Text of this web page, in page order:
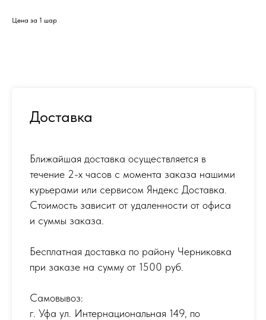
Цена за 1 шар
Доставка
Ближайшая доставка осуществляется в
течение 2-х часов с момента заказа нашими
курьерами или сервисом Яндекс Доставка.
Стоимость зависит от удаленности от офиса
и суммы заказа.
Бесплатная доставка по району Черниковка
при заказе на сумму от 1500 руб.
Самовывоз:
г. Уфа ул. Интернациональная 149, по